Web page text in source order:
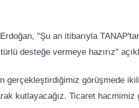
"Şu an itibarıyla
desteğe vermeye hazırız"
gerçekleştirdiğimiz görüşmede
kutlayacağız. Ticaret